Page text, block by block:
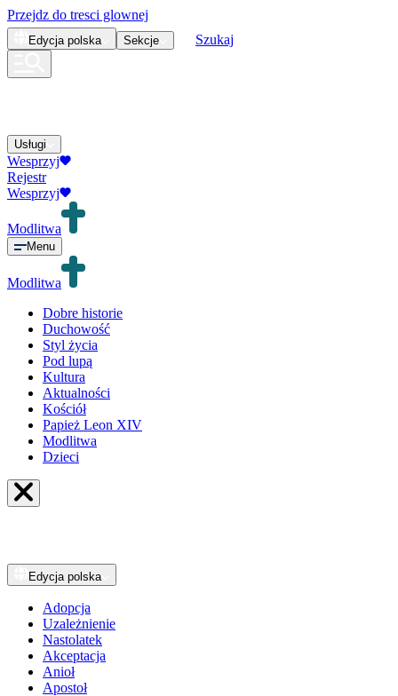
Przejdz do tresci glownej
Edycja polska Sekcje Szukaj
Usługi
Wesprzyj
Rejestr
Wesprzyj
Modlitwa
Menu
Modlitwa
Dobre historie
Duchowość
Styl życia
Pod lupą
Kultura
Aktualności
Kościół
Papież Leon XIV
Modlitwa
Dzieci
Edycja polska
Adopcja
Uzależnienie
Nastolatek
Akceptacja
Anioł
Apostoł